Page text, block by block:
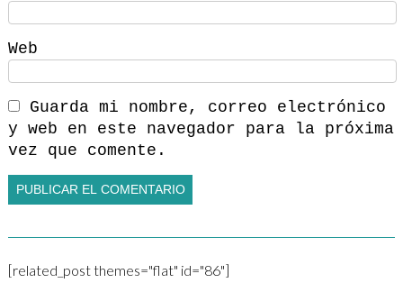
Web
Guarda mi nombre, correo electrónico
y web en este navegador para la próxima
vez que comente.
[related_post themes="flat" id="86"]